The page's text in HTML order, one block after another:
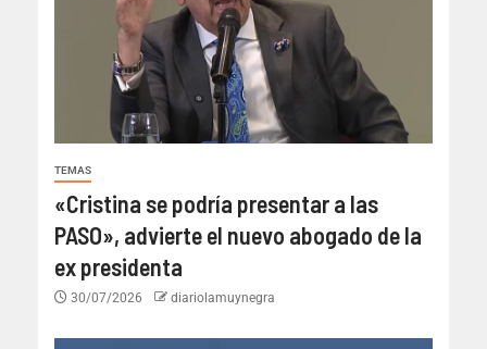
TEMAS
«Cristina se podría presentar a las
PASO», advierte el nuevo abogado de la
ex presidenta
30/07/2026 diariolamuynegra